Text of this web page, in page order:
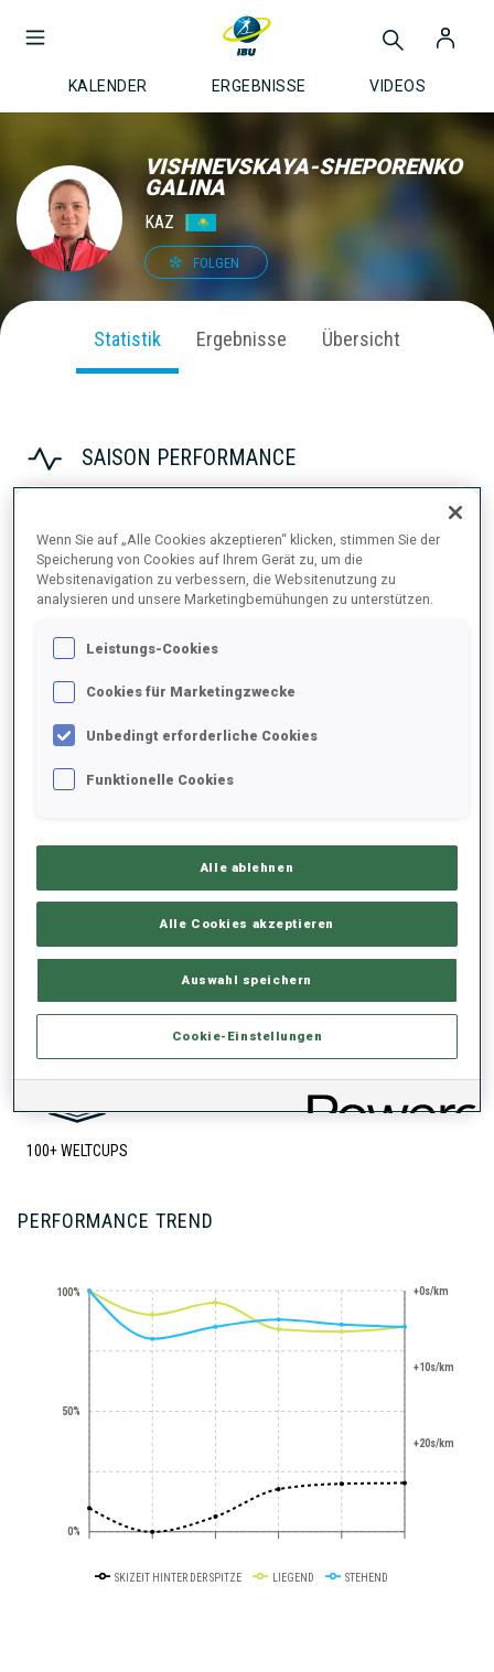
KALENDER ERGEBNISSE VIDEOS
VISHNEVSKAYA-SHEPORENKO
GALINA
KAZ
FOLGEN
Statistik Ergebnisse Übersicht
SAISON PERFORMANCE
2024/2025
SKIZEIT HINTER DER SPITZE
100+ WELTCUPS
PERFORMANCE TREND
0%
50%
100% +0s/km
+10s/km
+20s/km
SKIZEIT HINTER DER SPITZE LIEGEND STEHEND
Wenn Sie auf „Alle Cookies akzeptieren“ klicken, stimmen Sie der
Speicherung von Cookies auf Ihrem Gerät zu, um die
Websitenavigation zu verbessern, die Websitenutzung zu
analysieren und unsere Marketingbemühungen zu unterstützen.
Leistungs-Cookies
Cookies für Marketingzwecke
Unbedingt erforderliche Cookies
Funktionelle Cookies
Alle ablehnen
Alle Cookies akzeptieren
Auswahl speichern
Cookie-Einstellungen